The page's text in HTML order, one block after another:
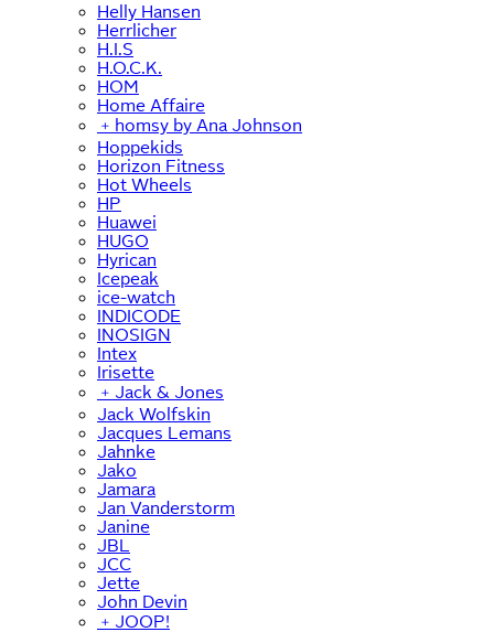
Helly Hansen
Herrlicher
H.I.S
H.O.C.K.
HOM
Home Affaire
﹢ homsy by Ana Johnson
Hoppekids
Horizon Fitness
Hot Wheels
HP
Huawei
HUGO
Hyrican
Icepeak
ice-watch
INDICODE
INOSIGN
Intex
Irisette
﹢ Jack & Jones
Jack Wolfskin
Jacques Lemans
Jahnke
Jako
Jamara
Jan Vanderstorm
Janine
JBL
JCC
Jette
John Devin
﹢ JOOP!